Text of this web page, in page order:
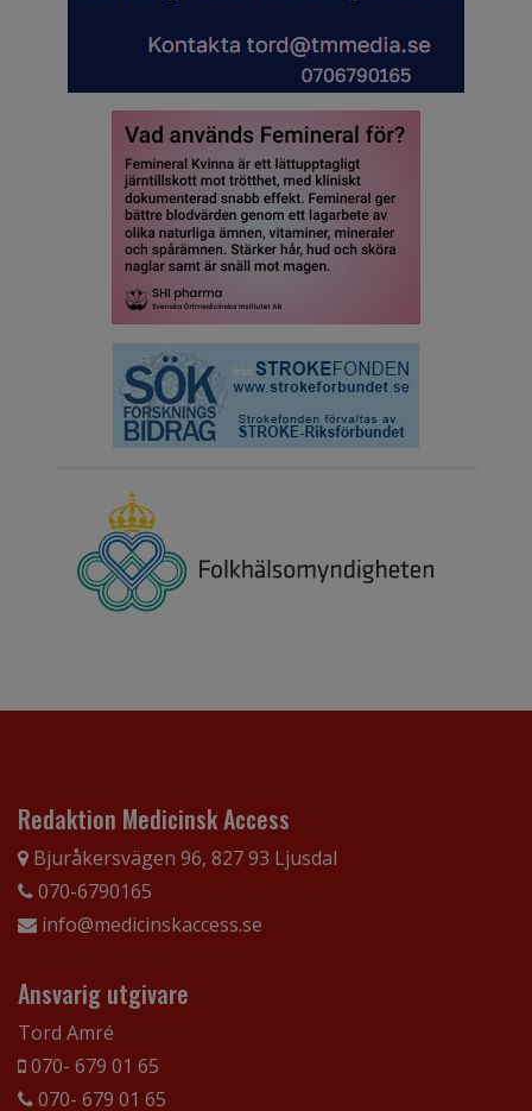
Redaktion Medicinsk Access
Bjuråkersvägen 96, 827 93 Ljusdal
070-6790165
info@medicinskaccess.se
Ansvarig utgivare
Tord Amré
070- 679 01 65
070- 679 01 65